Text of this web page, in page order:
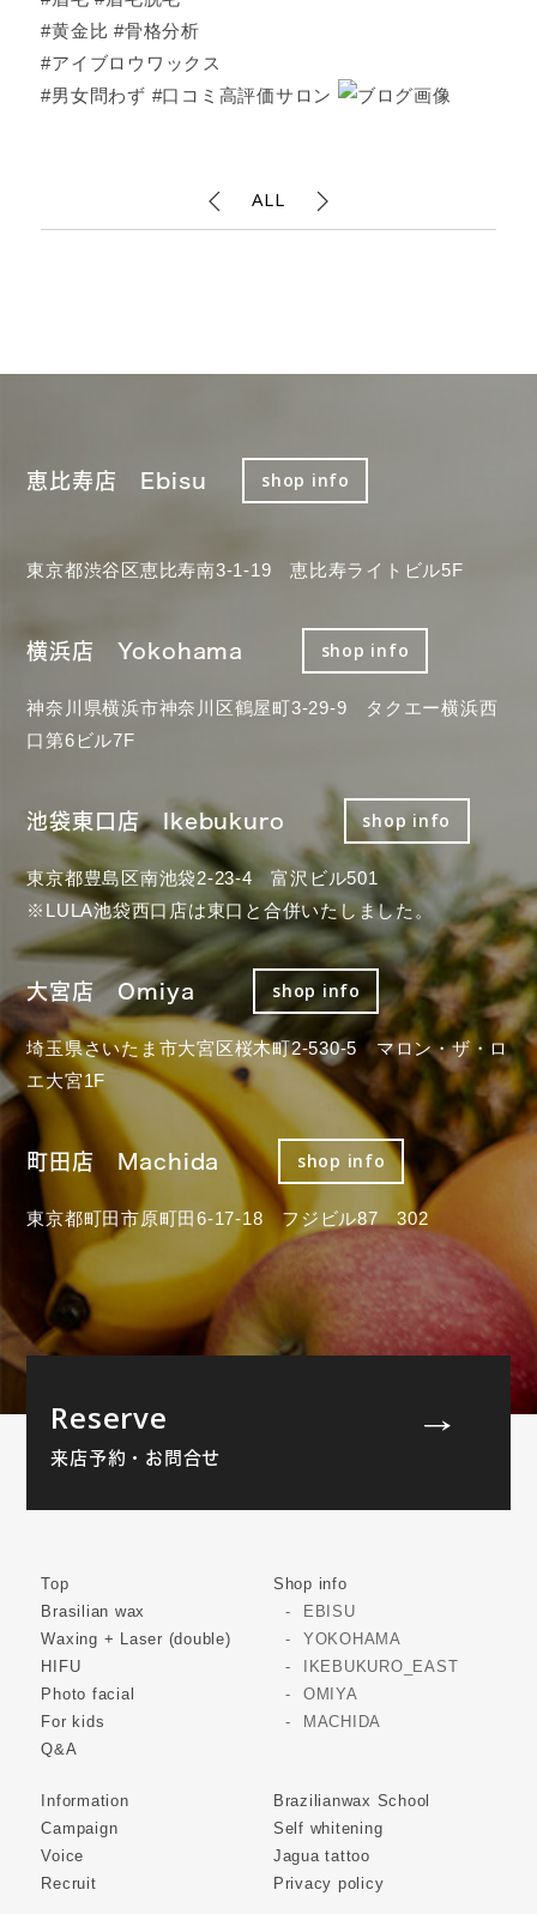
#黄金比 #骨格分析
#アイブロウワックス
#男女問わず #口コミ高評価サロン
ALL
恵比寿店 Ebisu shop info
東京都渋谷区恵比寿南3-1-19 恵比寿ライトビル5F
横浜店 Yokohama shop info
神奈川県横浜市神奈川区鶴屋町3-29-9 タクエー横浜西
口第6ビル7F
池袋東口店 Ikebukuro shop info
東京都豊島区南池袋2-23-4 富沢ビル501
※LULA池袋西口店は東口と合併いたしました。
大宮店 Omiya shop info
埼玉県さいたま市大宮区桜木町2-530-5 マロン・ザ・ロ
エ大宮1F
町田店 Machida shop info
東京都町田市原町田6-17-18 フジビル87 302
Reserve
来店予約・お問合せ
Top
Brasilian wax
Waxing + Laser (double)
HIFU
Photo facial
For kids
Q&A
Shop info
EBISU
YOKOHAMA
IKEBUKURO_EAST
OMIYA
MACHIDA
Information
Campaign
Voice
Recruit
Brazilianwax School
Self whitening
Jagua tattoo
Privacy policy